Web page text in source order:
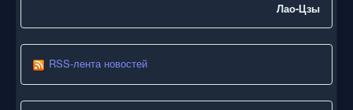
Лао-Цзы
RSS-лента новостей